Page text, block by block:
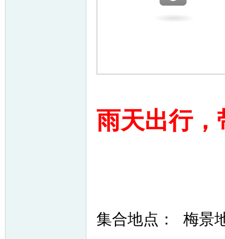
雨天出行，
集合地点： 梅景